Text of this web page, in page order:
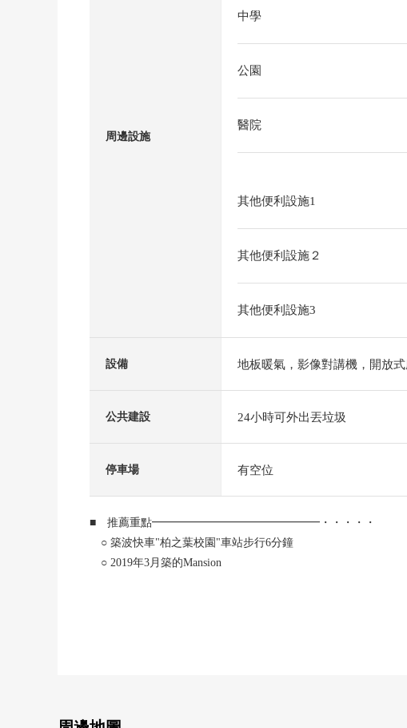
周邊設施
中學
公園
醫院
其他便利設施1
其他便利設施２
其他便利設施3
設備 地板暖氣，影像對講機，開放
公共建設 24小時可外出丟垃圾
停車場 有空位
■ 推薦重點━━━━━━━━━━━━━━━・・・・・
○ 築波快車"柏之葉校園"車站步行6分鐘
○ 2019年3月築的Mansion
○ 可飼養寵物（有規定）